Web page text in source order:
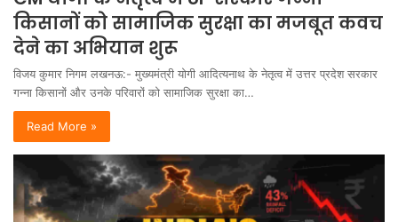
किसानों को सामाजिक सुरक्षा का मजबूत कवच
देने का अभियान शुरू
विजय कुमार निगम लखनऊ:- मुख्यमंत्री योगी आदित्यनाथ के नेतृत्व में उत्तर प्रदेश सरकार
गन्ना किसानों और उनके परिवारों को सामाजिक सुरक्षा का…
Read More »